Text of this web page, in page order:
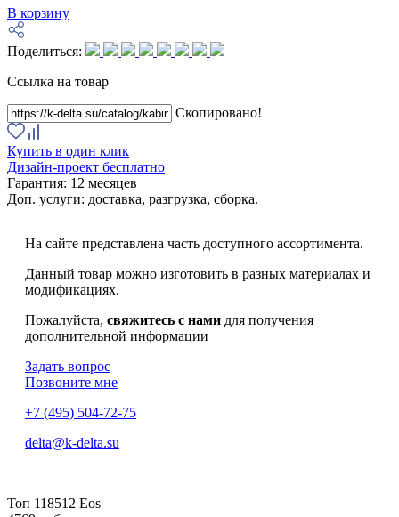
В корзину
Поделиться:
Ссылка на товар
Скопировано!
Купить в один клик
Дизайн-проект бесплатно
Гарантия: 12 месяцев
Доп. услуги: доставка, разгрузка, сборка.
На сайте представлена часть доступного ассортимента.
Данный товар можно изготовить в разных материалах и
модификациях.
Пожалуйста, свяжитесь с нами для получения
дополнительной информации
Задать вопрос
Позвоните мне
+7 (495) 504-72-75
delta@k-delta.su
Топ 118512 Eos